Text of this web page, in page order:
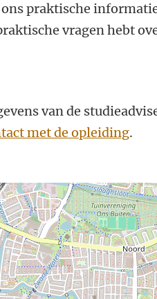
praktische
vragen hebt
van de
met de opleiding.